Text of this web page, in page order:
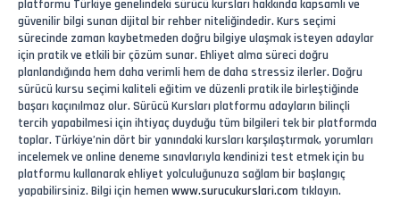
platformu Türkiye genelindeki sürücü kursları hakkında kapsamlı ve
güvenilir bilgi sunan dijital bir rehber niteliğindedir. Kurs seçimi
sürecinde zaman kaybetmeden doğru bilgiye ulaşmak isteyen adaylar
için pratik ve etkili bir çözüm sunar. Ehliyet alma süreci doğru
planlandığında hem daha verimli hem de daha stressiz ilerler. Doğru
sürücü kursu seçimi kaliteli eğitim ve düzenli pratik ile birleştiğinde
başarı kaçınılmaz olur. Sürücü Kursları platformu adayların bilinçli
tercih yapabilmesi için ihtiyaç duyduğu tüm bilgileri tek bir platformda
toplar. Türkiye’nin dört bir yanındaki kursları karşılaştırmak, yorumları
incelemek ve online deneme sınavlarıyla kendinizi test etmek için bu
platformu kullanarak ehliyet yolculuğunuza sağlam bir başlangıç
yapabilirsiniz. Bilgi için hemen www.surucukurslari.com tıklayın.